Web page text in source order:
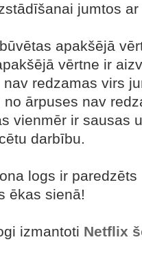
jumtos
apakšējā
vērtne ir
redzamas virs
ārpuses nav
vienmēr ir sausas
darbību.
logs ir
ēkas sienā!
izmantoti Netflix